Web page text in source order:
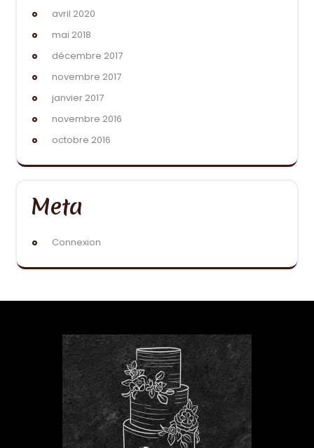
avril 2020
mai 2018
décembre 2017
novembre 2017
janvier 2017
novembre 2016
octobre 2016
Meta
Connexion